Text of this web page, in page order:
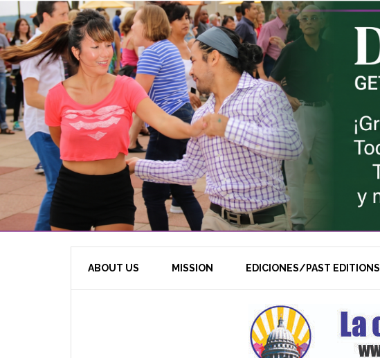
ABOUT US MISSION EDICIONES/PAST EDITIONS